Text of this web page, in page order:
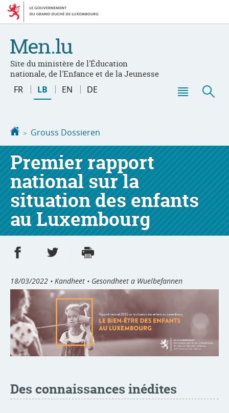
Bei
den
Aller
au
Site du ministère de l'Éducation
nationale, de l'Enfance et de la Jeunesse
Changer
FR LB EN DE
Startsäit
Grouss Dossieren
Premier rapport
national sur la
situation des enfants
au Luxembourg
Partager sur Facebook
Partager sur Twitter
18/03/2022 • Kandheet • Gesondheet a Wuelbefannen
Des connaissances inédites